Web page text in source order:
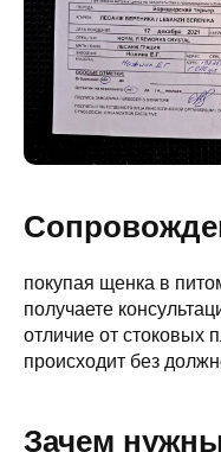
покупая щенка в
получаете
отличие от стоковых
происходит без
Зачем